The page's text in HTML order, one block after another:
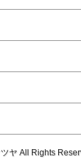
ヤ All Rights